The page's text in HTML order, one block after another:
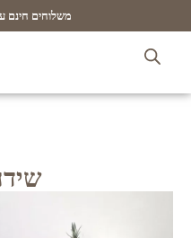
משלוחים חינם